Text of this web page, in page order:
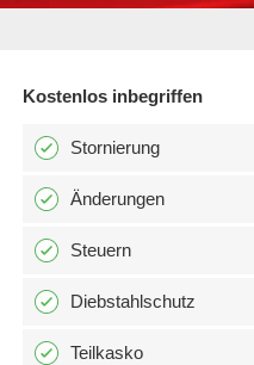
Kostenlos inbegriffen
Stornierung
Änderungen
Steuern
Diebstahlschutz
Teilkasko